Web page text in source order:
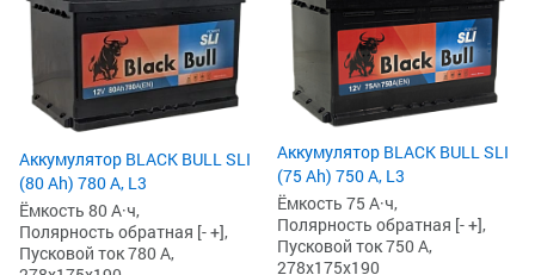
Аккумулятор BLACK BULL SLI
(80 Ah) 780 А, L3
Ёмкость 80 А·ч,
Полярность обратная [- +],
Пусковой ток 780 А,
Аккумулятор BLACK BULL SLI
(75 Ah) 750 А, L3
Ёмкость 75 А·ч,
Полярность обратная [- +],
Пусковой ток 750 А,
278x175x190